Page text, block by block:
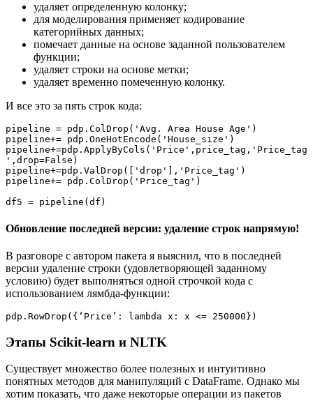
удаляет определенную колонку;
для моделирования применяет кодирование
категорийных данных;
помечает данные на основе заданной пользователем
функции;
удаляет строки на основе метки;
удаляет временно помеченную колонку.
И все это за пять строк кода:
pipeline = pdp.ColDrop('Avg. Area House Age')
pipeline+= pdp.OneHotEncode('House_size')
pipeline+=pdp.ApplyByCols('Price',price_tag,'Price_tag
',drop=False)
pipeline+=pdp.ValDrop(['drop'],'Price_tag')
pipeline+= pdp.ColDrop('Price_tag')
df5 = pipeline(df)
Обновление последней версии: удаление строк напрямую!
В разговоре с автором пакета я выяснил, что в последней
версии удаление строки (удовлетворяющей заданному
условию) будет выполняться одной строчкой кода с
использованием лямбда-функции:
pdp.RowDrop({‘Price’: lambda x: x <= 250000})
Этапы Scikit-learn и NLTK
Существует множество более полезных и интуитивно
понятных методов для манипуляций с DataFrame. Однако мы
хотим показать, что даже некоторые операции из пакетов